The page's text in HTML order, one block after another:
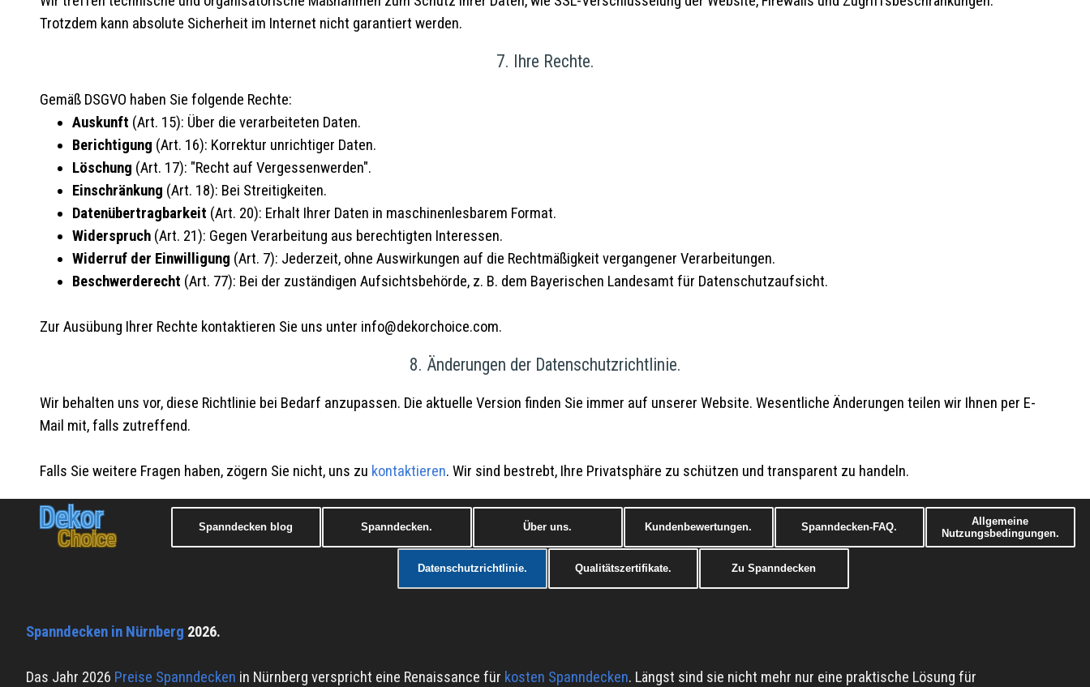
Trotzdem kann absolute Sicherheit im Internet nicht garantiert werden.
7. Ihre Rechte.
Gemäß DSGVO haben Sie folgende Rechte:
Auskunft (Art. 15): Über die verarbeiteten Daten.
Berichtigung (Art. 16): Korrektur unrichtiger Daten.
Löschung (Art. 17): "Recht auf Vergessenwerden".
Einschränkung (Art. 18): Bei Streitigkeiten.
Datenübertragbarkeit (Art. 20): Erhalt Ihrer Daten in maschinenlesbarem Format.
Widerspruch(Art. 21): Gegen Verarbeitung aus berechtigten Interessen.
Widerruf der Einwilligung (Art. 7): Jederzeit, ohne Auswirkungen auf die Rechtmäßigkeit vergangener Verarbeitungen.
Beschwerderecht (Art. 77): Bei der zuständigen Aufsichtsbehörde, z. B. dem Bayerischen Landesamt für Datenschutzaufsicht.
Zur Ausübung Ihrer Rechte kontaktieren Sie uns unter info@dekorchoice.com.
8. Änderungen der Datenschutzrichtlinie.
Wir behalten uns vor, diese Richtlinie bei Bedarf anzupassen. Die aktuelle Version finden Sie immer auf unserer Website. Wesentliche Änderungen teilen wir Ihnen per E-
Mail mit, falls zutreffend.
Falls Sie weitere Fragen haben, zögern Sie nicht, uns zu kontaktieren. Wir sind bestrebt, Ihre Privatsphäre zu schützen und transparent zu handeln.
Dekor
Choice
Spanndecken in Nürnberg 2026.
Das Jahr 2026 Preise Spanndecken in Nürnberg verspricht eine Renaissance für kosten Spanndecken. Längst sind sie nicht mehr nur eine praktische Lösung für
Spanndecken blog Spanndecken. Über uns. Kundenbewertungen. Spanndecken-FAQ.
Allgemeine
Nutzungsbedingungen.
Datenschutzrichtlinie. Qualitätszertifikate. Zu Spanndecken